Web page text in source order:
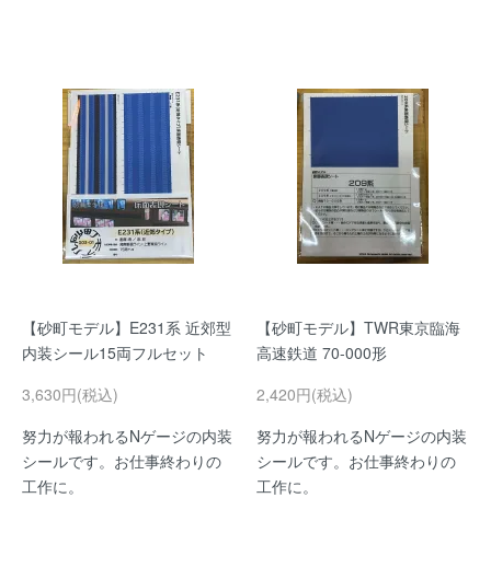
【砂町モデル】E231系 近郊型
内装シール15両フルセット
3,630円(税込)
努力が報われるNゲージの内装
シールです。お仕事終わりの
工作に。
【砂町モデル】TWR東京臨海
高速鉄道 70-000形
2,420円(税込)
努力が報われるNゲージの内装
シールです。お仕事終わりの
工作に。